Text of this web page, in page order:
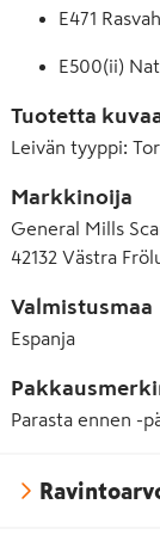
E471
E500(ii)
Tuotetta
Leivän tyyppi:
Markkinoija
General Mills
42132 Västra
Valmistusmaa
Espanja
Parasta ennen -